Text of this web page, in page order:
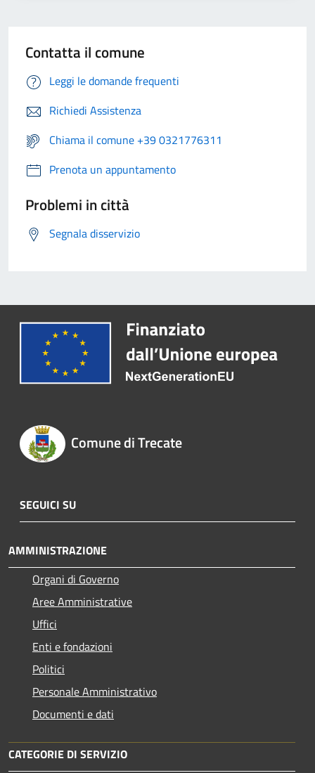
Contatta il comune
Leggi le domande frequenti
Richiedi Assistenza
Chiama il comune +39 0321776311
Prenota un appuntamento
Problemi in città
Segnala disservizio
Comune di Trecate
SEGUICI SU
AMMINISTRAZIONE
Organi di Governo
Aree Amministrative
Uffici
Enti e fondazioni
Politici
Personale Amministrativo
Documenti e dati
CATEGORIE DI SERVIZIO